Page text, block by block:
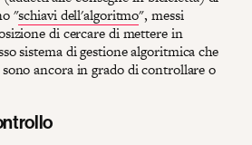
"schiavi dell'algoritmo", messi
di cercare di mettere in
sistema di gestione algoritmica che
ancora in grado di controllare o